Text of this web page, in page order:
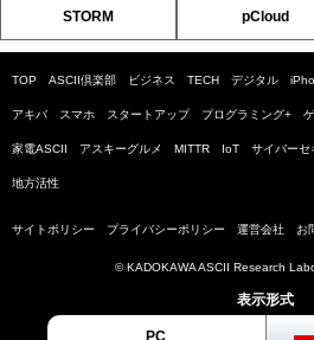
STORM pCloud
TOP ASCII倶楽部 ビジネス TECH デジタル
アキバ スマホ スタートアップ プログラミング+
家電ASCII アスキーグルメ MITTR IoT サイバーセ
地方活性
サイトポリシー プライバシーポリシー 運営会社 お
© KADOKAWA ASCII Research
表示形式
PC